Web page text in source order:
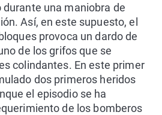
durante una maniobra de
Así, en este supuesto, el
provoca un dardo de
de los grifos que se
colindantes. En este primer
dos primeros heridos
el episodio se ha
de los bomberos